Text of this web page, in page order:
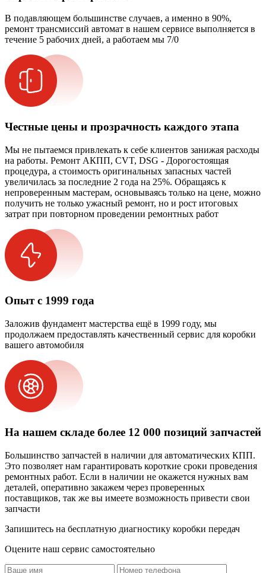
В подавляющем большинстве случаев, а именно в 90%,
ремонт трансмиссий автомат в нашем сервисе выполняется в
течение 5 рабочих дней, а работаем мы 7/0
Честные цены и прозрачность каждого этапа
Мы не пытаемся привлекать к себе клиентов занижая расходы
на работы. Ремонт АКПП, CVT, DSG - Дорогостоящая
процедура, а стоимость оригинальных запасных частей
увеличилась за последние 2 года на 25%. Обращаясь к
непроверенным мастерам, основываясь только на цене, можно
получить не только ужасный ремонт, но и рост итоговых
затрат при повторном проведении ремонтных работ
Опыт с 1999 года
Заложив фундамент мастерства ещё в 1999 году, мы
продолжаем предоставлять качественный сервис для коробки
вашего автомобиля
На нашем складе более 12 000 позиций запчастей
Большинство запчастей в наличии для автоматических КПП.
Это позволяет нам гарантировать короткие сроки проведения
ремонтных работ. Если в наличии не окажется нужных вам
деталей, оперативно закажем через проверенных
поставщиков, так же вы имеете возможность привести свои
запчасти
Запишитесь на бесплатную диагностику коробки передач
Оцените наш сервис самостоятельно